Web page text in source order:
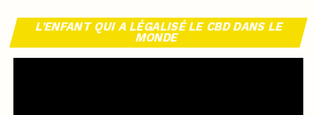
L’ENFANT QUI A LÉGALISÉ LE CBD DANS LE
MONDE